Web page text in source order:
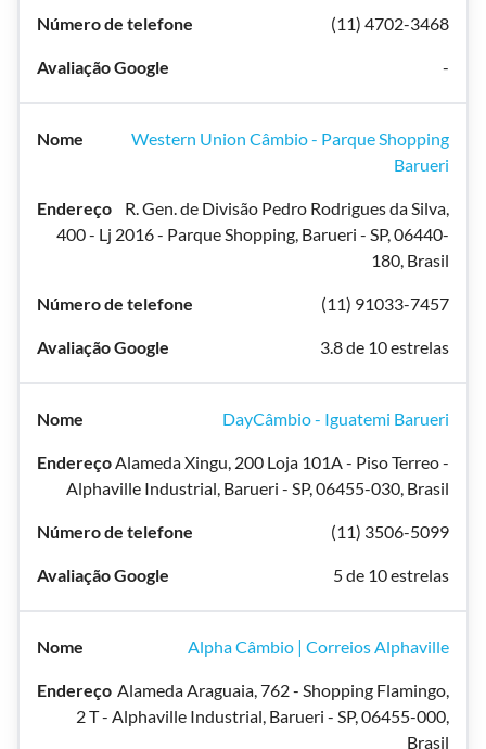
(11) 4702-3468
-
Western Union Câmbio - Parque Shopping
Barueri
R. Gen. de Divisão Pedro Rodrigues da Silva,
400 - Lj 2016 - Parque Shopping, Barueri - SP, 06440-
180, Brasil
(11) 91033-7457
3.8 de 10 estrelas
DayCâmbio - Iguatemi Barueri
Alameda Xingu, 200 Loja 101A - Piso Terreo -
Alphaville Industrial, Barueri - SP, 06455-030, Brasil
(11) 3506-5099
5 de 10 estrelas
Alpha Câmbio | Correios Alphaville
Alameda Araguaia, 762 - Shopping Flamingo,
2 T - Alphaville Industrial, Barueri - SP, 06455-000,
Brasil